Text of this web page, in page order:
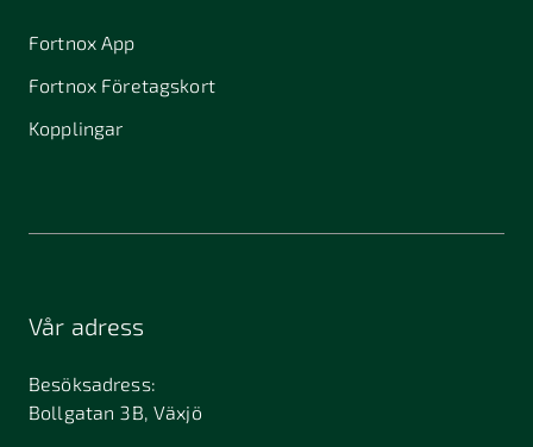
Fortnox App
Fortnox Företagskort
Kopplingar
Vår adress
Besöksadress:
Bollgatan 3B, Växjö